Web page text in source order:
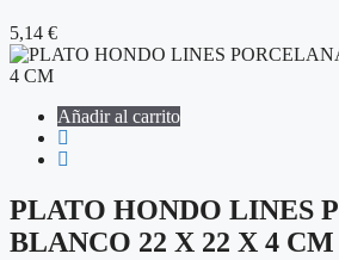
5,14 €
Añadir al carrito
PLATO HONDO LINES
BLANCO 22 X 22 X 4 CM